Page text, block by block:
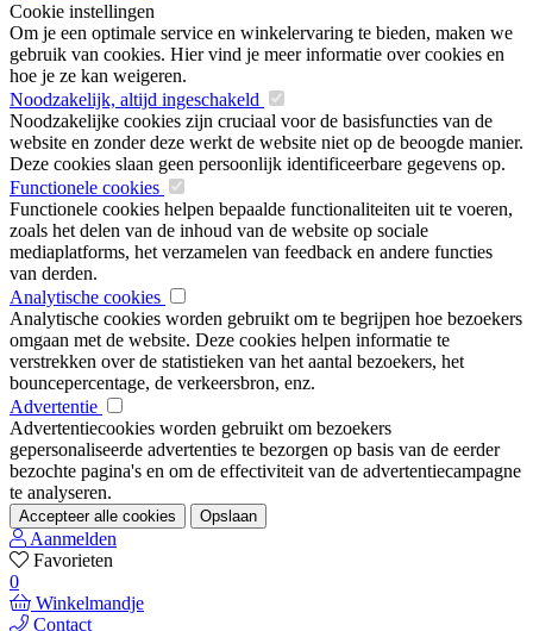
Cookie instellingen
Om je een optimale service en winkelervaring te bieden, maken we
gebruik van cookies. Hier vind je meer informatie over cookies en
hoe je ze kan weigeren.
Noodzakelijk, altijd ingeschakeld
Noodzakelijke cookies zijn cruciaal voor de basisfuncties van de
website en zonder deze werkt de website niet op de beoogde manier.
Deze cookies slaan geen persoonlijk identificeerbare gegevens op.
Functionele cookies
Functionele cookies helpen bepaalde functionaliteiten uit te voeren,
zoals het delen van de inhoud van de website op sociale
mediaplatforms, het verzamelen van feedback en andere functies
van derden.
Analytische cookies
Analytische cookies worden gebruikt om te begrijpen hoe bezoekers
omgaan met de website. Deze cookies helpen informatie te
verstrekken over de statistieken van het aantal bezoekers, het
bouncepercentage, de verkeersbron, enz.
Advertentie
Advertentiecookies worden gebruikt om bezoekers
gepersonaliseerde advertenties te bezorgen op basis van de eerder
bezochte pagina's en om de effectiviteit van de advertentiecampagne
te analyseren.
Accepteer alle cookies Opslaan
Aanmelden
Favorieten
0
Winkelmandje
Contact